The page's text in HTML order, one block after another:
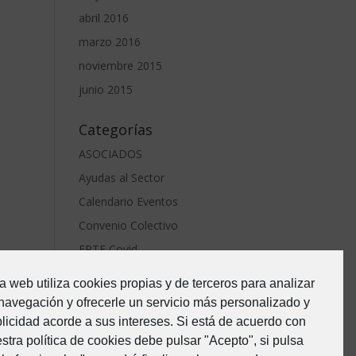
web utiliza cookies propias y de terceros para analizar
y ofrecerle un servicio más personalizado y
acorde a sus intereses. Si está de acuerdo con
política de cookies debe pulsar "Acepto", si pulsa
abril 2016
marzo 2016
noviembre 2015
junio 2015
Categorías
ASOCIADOS
Ayudas al Sector
Calendario Eventos
Convenio Colectivo
ERTE Covid
Formacion
Junta Directiva
Noticias